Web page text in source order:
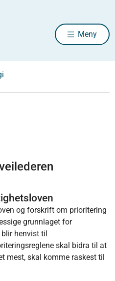
Meny
og forskrift om prioritering
grunnlaget for
henvist til
skal bidra til at
mest, skal komme raskest til